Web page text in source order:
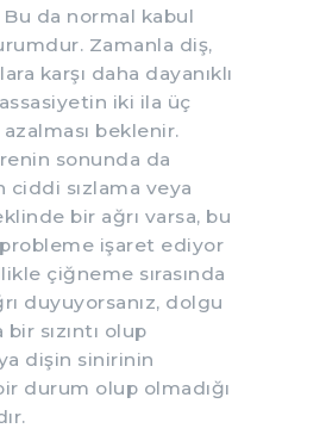
da normal kabul
Zamanla diş,
karşı daha dayanıklı
iki ila üç
beklenir.
sonunda da
ciddi sızlama veya
bir ağrı varsa, bu
işaret ediyor
çiğneme sırasında
duyuyorsanız, dolgu
sızıntı olup
dişin sinirinin
durum olup olmadığı